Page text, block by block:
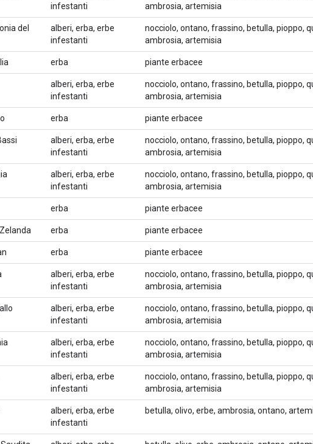
infestanti
ambrosia, artemisia
del
alberi, erba, erbe
infestanti
nocciolo, ontano, frassino, betulla, pioppo,
ambrosia, artemisia
erba piante erbacee
alberi, erba, erbe
infestanti
nocciolo, ontano, frassino, betulla, pioppo,
ambrosia, artemisia
erba piante erbacee
alberi, erba, erbe
infestanti
nocciolo, ontano, frassino, betulla, pioppo,
ambrosia, artemisia
alberi, erba, erbe
infestanti
nocciolo, ontano, frassino, betulla, pioppo,
ambrosia, artemisia
erba piante erbacee
erba piante erbacee
erba piante erbacee
alberi, erba, erbe
infestanti
nocciolo, ontano, frassino, betulla, pioppo,
ambrosia, artemisia
alberi, erba, erbe
infestanti
nocciolo, ontano, frassino, betulla, pioppo,
ambrosia, artemisia
alberi, erba, erbe
infestanti
nocciolo, ontano, frassino, betulla, pioppo,
ambrosia, artemisia
alberi, erba, erbe
infestanti
nocciolo, ontano, frassino, betulla, pioppo,
ambrosia, artemisia
alberi, erba, erbe
infestanti
betulla, olivo, erbe, ambrosia, ontano,